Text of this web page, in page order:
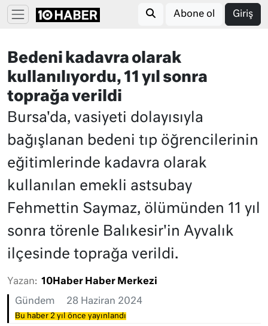
Abone ol Giriş
Bedeni kadavra olarak
kullanılıyordu, 11 yıl sonra
toprağa verildi
Bursa'da, vasiyeti dolayısıyla
bağışlanan bedeni tıp öğrencilerinin
eğitimlerinde kadavra olarak
kullanılan emekli astsubay
Fehmettin Saymaz, ölümünden 11 yıl
sonra törenle Balıkesir'in Ayvalık
ilçesinde toprağa verildi.
Yazan: 10Haber Haber Merkezi
Gündem 28 Haziran 2024
Bu haber 2 yıl önce yayınlandı